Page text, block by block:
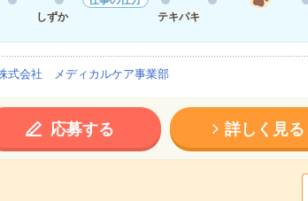
しずか
テキパキ
式会社 メディカルケア事業部
応募する 詳しく見る